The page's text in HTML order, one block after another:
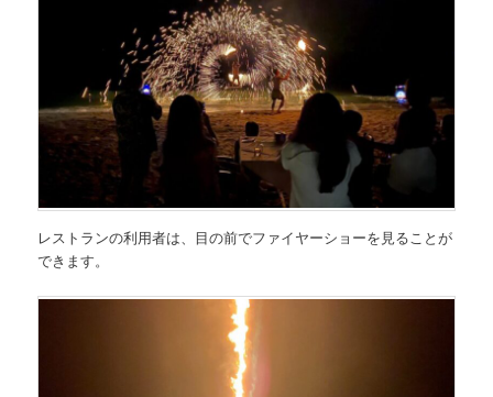
レストランの利用者は、目の前でファイヤーショーを見ることが
できます。